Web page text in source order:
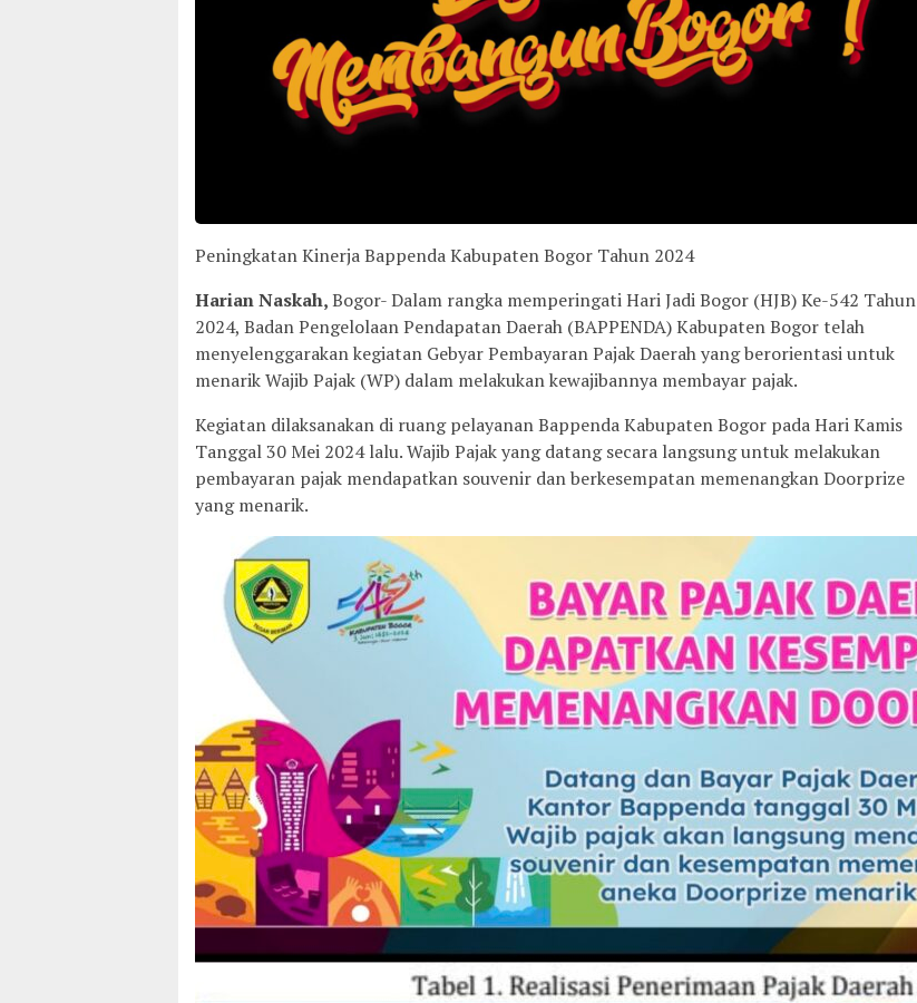
Peningkatan Kinerja Bappenda Kabupaten Bogor Tahun 2024
Harian Naskah,Bogor- Dalam rangka memperingati Hari Jadi Bogor (HJB) Ke-542 Tahun
2024, Badan Pengelolaan Pendapatan Daerah (BAPPENDA) Kabupaten Bogor telah
menyelenggarakan kegiatan Gebyar Pembayaran Pajak Daerah yang berorientasi untuk
menarik Wajib Pajak (WP) dalam melakukan kewajibannya membayar pajak.
Kegiatan dilaksanakan di ruang pelayanan Bappenda Kabupaten Bogor pada Hari Kamis
Tanggal 30 Mei 2024 lalu. Wajib Pajak yang datang secara langsung untuk melakukan
pembayaran pajak mendapatkan souvenir dan berkesempatan memenangkan Doorprize
yang menarik.